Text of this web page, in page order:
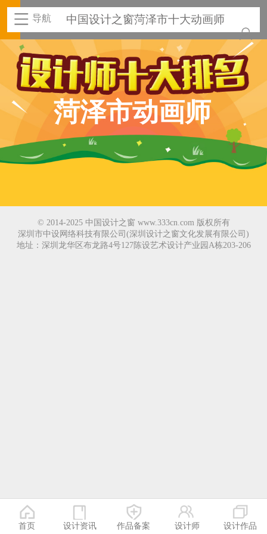
导航 中国设计之窗菏泽市十大动画师
菏泽市动画师
© 2014-2025 中国设计之窗 www.333cn.com 版权所有
深圳市中设网络科技有限公司(深圳设计之窗文化发展有限公司)
地址：深圳龙华区布龙路4号127陈设艺术设计产业园A栋203-206
首页 设计资讯 作品备案 设计师 设计作品